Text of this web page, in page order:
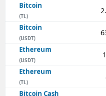
Bitcoin
(TL)
Bitcoin
(USDT)
Ethereum
(USDT)
Ethereum
(TL)
Bitcoin Cash